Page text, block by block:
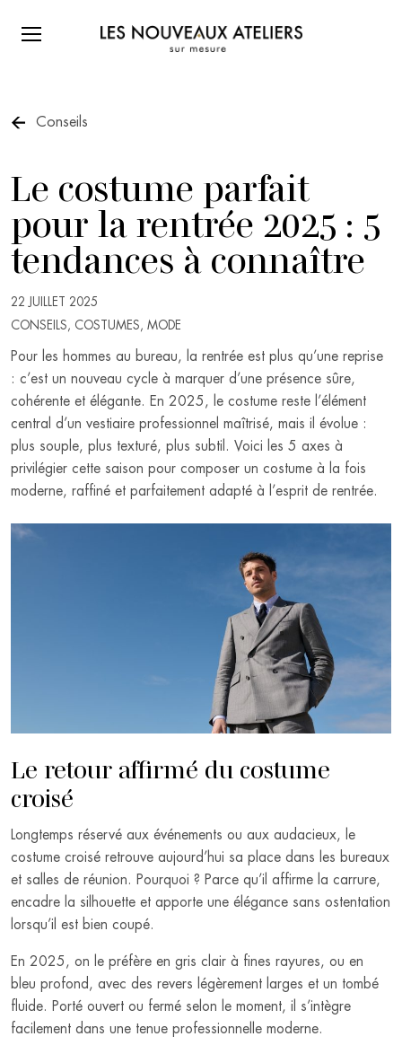
Chemises sur mesure
Pantalons sur mesure
Vestes et casual sur mesure ‎‎‎
Manteaux sur mesure
LOOKBOOK
Lookbook La Dune
CONSEILS
CARTE-CADEAU
VENIR EN BOUTIQUE
Conseils
Le costume parfait
pour la rentrée 2025 : 5
tendances à connaître
22 JUILLET 2025
CONSEILS , COSTUMES , MODE
Pour les hommes au bureau, la rentrée est plus qu’une reprise
: c’est un nouveau cycle à marquer d’une présence sûre,
cohérente et élégante. En 2025, le costume reste l’élément
central d’un vestiaire professionnel maîtrisé, mais il évolue :
plus souple, plus texturé, plus subtil. Voici les 5 axes à
privilégier cette saison pour composer un costume à la fois
moderne, raffiné et parfaitement adapté à l’esprit de rentrée.
Le retour affirmé du costume
croisé
Longtemps réservé aux événements ou aux audacieux, le
costume croisé retrouve aujourd’hui sa place dans les bureaux
et salles de réunion. Pourquoi ? Parce qu’il affirme la carrure,
encadre la silhouette et apporte une élégance sans ostentation
lorsqu’il est bien coupé.
En 2025, on le préfère en gris clair à fines rayures, ou en
bleu profond, avec des revers légèrement larges et un tombé
fluide. Porté ouvert ou fermé selon le moment, il s’intègre
facilement dans une tenue professionnelle moderne.